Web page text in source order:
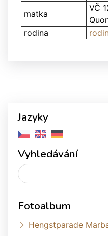
matka
VČ
rodina
Jazyky
Vyhledávání
Fotoalbum
Hengstparade